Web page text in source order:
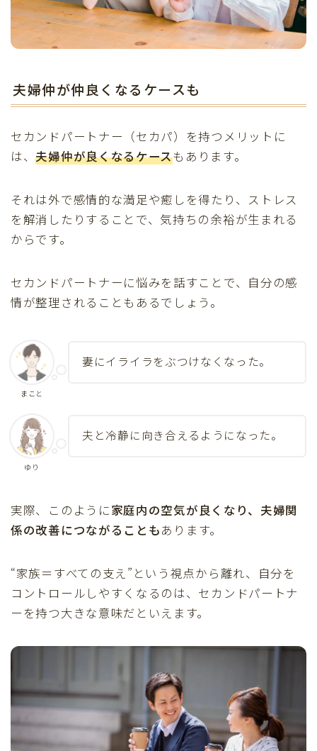
夫婦仲が仲良くなるケースも
セカンドパートナー（セカパ）を持つメリットに
は、夫婦仲が良くなるケースもあります。
それは外で感情的な満足や癒しを得たり、ストレス
を解消したりすることで、気持ちの余裕が生まれる
からです。
セカンドパートナーに悩みを話すことで、自分の感
情が整理されることもあるでしょう。
まこと
妻にイライラをぶつけなくなった。
ゆり
夫と冷静に向き合えるようになった。
実際、このように家庭内の空気が良くなり、夫婦関
係の改善につながることもあります。
“家族＝すべての支え”という視点から離れ、自分を
コントロールしやすくなるのは、セカンドパートナ
ーを持つ大きな意味だといえます。